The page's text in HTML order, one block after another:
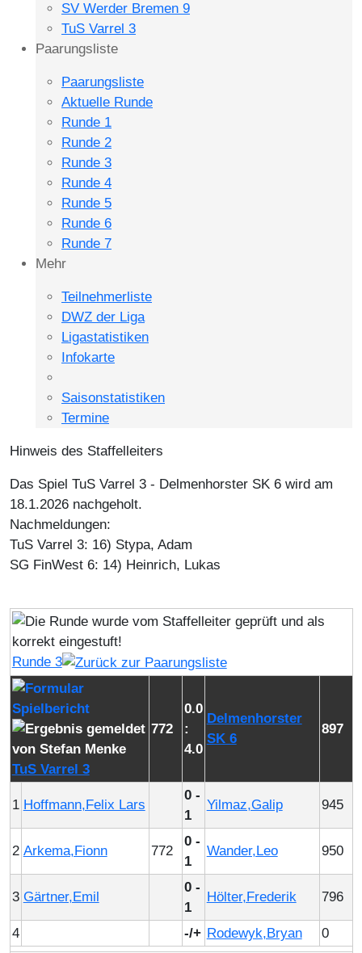
SV Werder Bremen 9
TuS Varrel 3
Paarungsliste
Paarungsliste
Aktuelle Runde
Runde 1
Runde 2
Runde 3
Runde 4
Runde 5
Runde 6
Runde 7
Mehr
Teilnehmerliste
DWZ der Liga
Ligastatistiken
Infokarte
Saisonstatistiken
Termine
Hinweis des Staffelleiters
Das Spiel TuS Varrel 3 - Delmenhorster SK 6 wird am
18.1.2026 nachgeholt.
Nachmeldungen:
TuS Varrel 3: 16) Stypa, Adam
SG FinWest 6: 14) Heinrich, Lukas
Runde 3
TuS Varrel 3
772
0.0
:
4.0
Delmenhorster
SK 6
897
1 Hoffmann,Felix Lars
0 -
1
Yilmaz,Galip 945
2 Arkema,Fionn 772
0 -
1
Wander,Leo 950
3 Gärtner,Emil
0 -
1
Hölter,Frederik 796
4 -/+ Rodewyk,Bryan 0